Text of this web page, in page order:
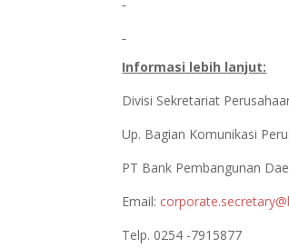
Informasi lebih lanjut:
Divisi Sekretariat
Up. Bagian Komunikasi
PT Bank Pembangunan
Email:
Telp. 0254 -7915877